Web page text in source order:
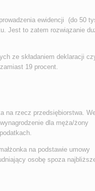
ewidencji (do 50
Jest to zatem rozwiązanie
ze składaniem deklaracji
19 procent.
na rzecz przedsiębiorstwa.
dla męża/żony
na podstawie umowy
osobę spoza